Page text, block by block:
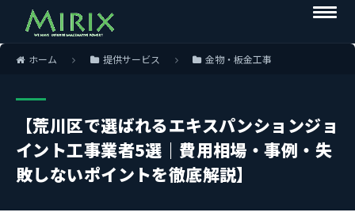
ホーム 提供サービス 金物・板金工事
【荒川区で選ばれるエキスパンションジョ
イント工事業者5選｜費用相場・事例・失
敗しないポイントを徹底解説】